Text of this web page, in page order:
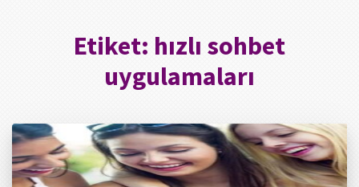
Etiket: hızlı sohbet
uygulamaları